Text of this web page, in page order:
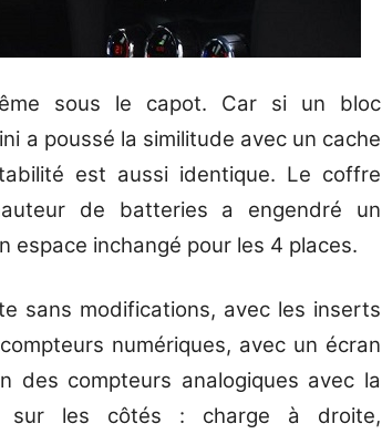
sous le capot. Car si un bloc
a poussé la similitude avec un cache
est aussi identique. Le coffre
de batteries a engendré un
espace inchangé pour les 4 places.
sans modifications, avec les inserts
numériques, avec un écran
des compteurs analogiques avec la
sur les côtés : charge à droite,